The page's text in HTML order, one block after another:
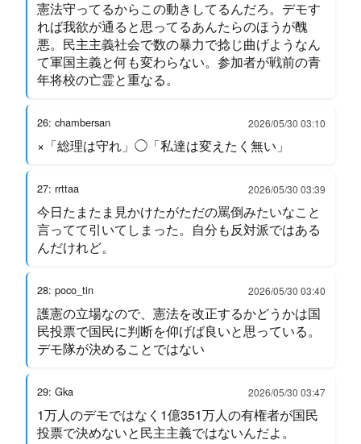
憲法守ってるからこの動きしてるんだろ。デモす
れば我欲が通ると思ってるあんたらのほうが醜
悪。民主主義社会で数の暴力で捻じ曲げようなん
て軍国主義と何も変わらない。参加者が戦前の青
年将校の亡霊と重なる。
26: chambersan 2026/05/30 03:10
×「総理は守れ」◯「私達は変えたく無い」
27: rrttaa 2026/05/30 03:39
今日たまたま見かけたがただの罵倒みたいなこと
言ってて引いてしまった。自分も反対派ではある
んだけれど。
28: poco_tin 2026/05/30 03:40
護憲の立場なので、憲法を改正するかどうかは国
民投票で国民に判断を仰げば良いと思っている。
デモ隊が決めることではない
29: Gka 2026/05/30 03:47
1万人のデモではなく1億351万人の有権者が国民
投票で決めないと民主主義ではないんだよ。